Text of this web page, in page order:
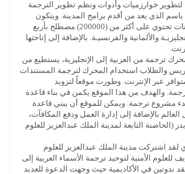
لتطوير خوارزميات وأدوات ونظم تطوير الترجمة
الذي يعد من أقدم برامج المدينة. ويتكون
البرنامج من قاعدة بيانات تحتوي على أكثر من (200000) مصطلح بأربع
والألمانية والفرنسيـة. بالإضافة إلى إتاحتها
ترجمة من العربية إلى الإنجليزية، يستطيع من
والطلاب استخدام المحرك لترجمة المستندات
متوافر عبر الإنترنت. وطورت موقعاً لتزويد
والهدف من هذا الموقع يكمن في بناء قاعدة
مشروع ترجمة. ويمكن للموقع أن يبني قاعدة
بالإضافة إلى إدارة العمل ودفع المكافآت،
(الحاضنة التابعة لمدينة الملك عبدالعزيز للعلوم
لقد اشتركت مدينة الملك عبدالعزيز للعلوم
للعلوم الأمنية لتوحيد ترجمة الأسماء العربية إلى
عقد ندوتين في الأكاديمية حيث وجهت الدعوة للعديد